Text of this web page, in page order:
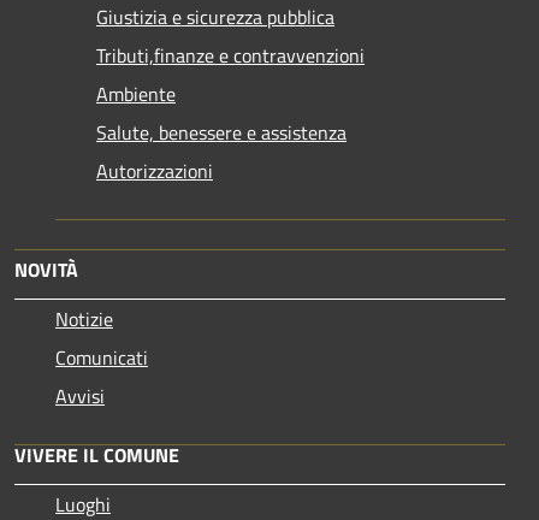
Giustizia e sicurezza pubblica
Tributi,finanze e contravvenzioni
Ambiente
Salute, benessere e assistenza
Autorizzazioni
NOVITÀ
Notizie
Comunicati
Avvisi
VIVERE IL COMUNE
Luoghi